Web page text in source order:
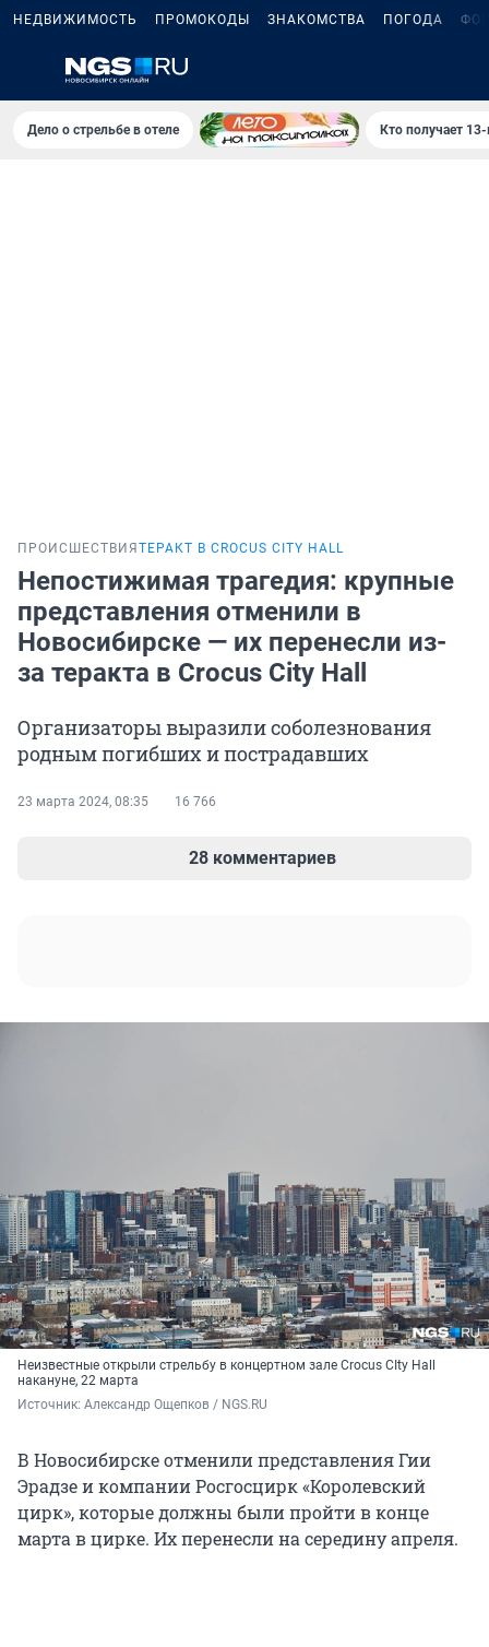
НЕДВИЖИМОСТЬ ПРОМОКОДЫ ЗНАКОМСТВА ПОГОДА
Дело о стрельбе в отеле Кто получает
ПРОИСШЕСТВИЯ ТЕРАКТ В CROCUS CITY HALL
Непостижимая трагедия: крупные
представления отменили в
Новосибирске — их перенесли из-
за теракта в Crocus City Hall
Организаторы выразили соболезнования
родным погибших и пострадавших
23 марта 2024, 08:35 16 766
28 комментариев
Неизвестные открыли стрельбу в концертном зале Crocus CIty Hall
накануне, 22 марта
Источник: Александр Ощепков / NGS.RU
В Новосибирске отменили представления Гии
Эрадзе и компании Росгосцирк «Королевский
цирк», которые должны были пройти в конце
марта в цирке. Их перенесли на середину апреля.